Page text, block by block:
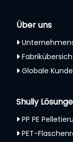
Über uns
Globale
Shuliy
PP PE
PET-